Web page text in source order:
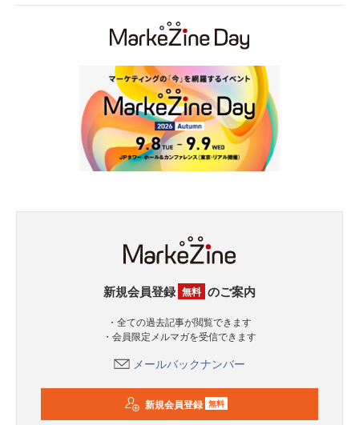
新規会員登録 無料 のご案内
・全ての過去記事が閲覧できます
・会員限定メルマガを受信できます
メールバックナンバー
新規会員登録 無料